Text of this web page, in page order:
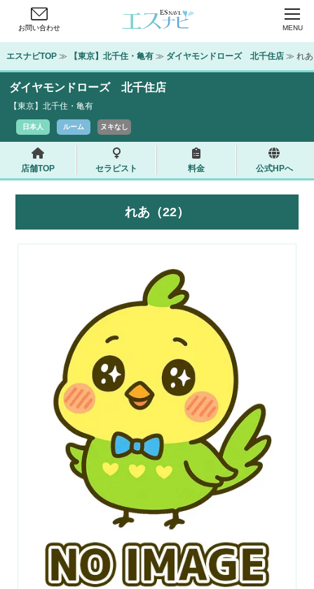
お問い合わせ MENU
エスナビTOP ≫ 【東京】北千住・亀有 ≫ ダイヤモンドローズ　北千住店 ≫ れあ
ダイヤモンドローズ 北千住店
【東京】北千住・亀有
日本人 ルーム ヌキなし
店舗TOP セラピスト 料金 公式HPへ
れあ（22）